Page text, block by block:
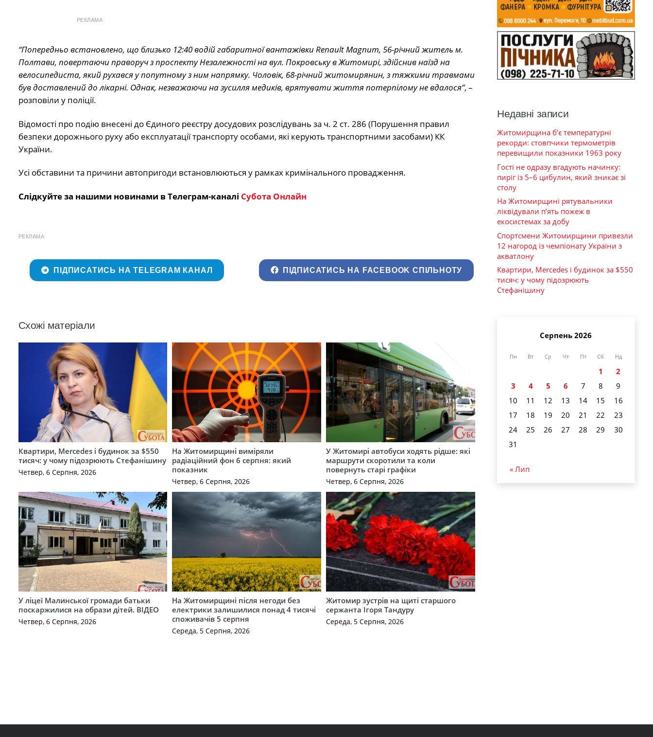
РЕКЛАМА
“Попередньо встановлено, що близько 12:40 водій габаритної вантажівки Renault Magnum, 56-річний житель м.
Полтави, повертаючи праворуч з проспекту Незалежності на вул. Покровську в Житомирі, здійснив наїзд на
велосипедиста, який рухався у попутному з ним напрямку. Чоловік, 68-річний житомирянин, з тяжкими травмами
був доставлений до лікарні. Однак, незважаючи на зусилля медиків, врятувати життя потерпілому не вдалося”, –
розповіли у поліції.
Відомості про подію внесені до Єдиного реєстру досудових розслідувань за ч. 2 ст. 286 (Порушення правил
безпеки дорожнього руху або експлуатації транспорту особами, які керують транспортними засобами) КК
України.
Усі обставини та причини автопригоди встановлюються у рамках кримінального провадження.
Слідкуйте за нашими новинами в Телеграм-каналі Субота Онлайн
РЕКЛАМА
ПІДПИСАТИСЬ НА TELEGRAM КАНАЛ ПІДПИСАТИСЬ НА FACEBOOK СПІЛЬНОТУ
Схожі матеріали
Квартири, Mercedes і будинок за $550
тисяч: у чому підозрюють Стефанішину
Четвер, 6 Серпня, 2026
На Житомирщині виміряли
радіаційний фон 6 серпня: який
показник
Четвер, 6 Серпня, 2026
У Житомирі автобуси ходять рідше: які
маршрути скоротили та коли
повернуть старі графіки
Четвер, 6 Серпня, 2026
У ліцеї Малинської громади батьки
поскаржилися на образи дітей. ВІДЕО
Четвер, 6 Серпня, 2026
На Житомирщині після негоди без
електрики залишилися понад 4 тисячі
споживачів 5 серпня
Середа, 5 Серпня, 2026
Житомир зустрів на щиті старшого
сержанта Ігоря Тандуру
Середа, 5 Серпня, 2026
Недавні записи
Житомирщина б’є температурні
рекорди: стовпчики термометрів
перевищили показники 1963 року
Гості не одразу вгадують начинку:
пиріг із 5–6 цибулин, який зникає зі
столу
На Житомирщині рятувальники
ліквідували п’ять пожеж в
екосистемах за добу
Спортсмени Житомирщини привезли
12 нагород із чемпіонату України з
акватлону
Квартири, Mercedes і будинок за $550
тисяч: у чому підозрюють
Стефанішину
Серпень 2026
Пн Вт Ср Чт Пт Сб Нд
1
2
3
4 5 6 7 8
9
10
11 12 13 14 15
16
17
18 19 20 21 22
23
24
25 26 27 28 29
30
31
« Лип